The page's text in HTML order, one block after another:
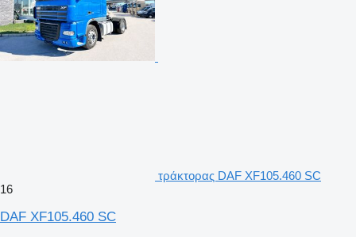
τράκτορας DAF XF105.460 SC
16
DAF XF105.460 SC